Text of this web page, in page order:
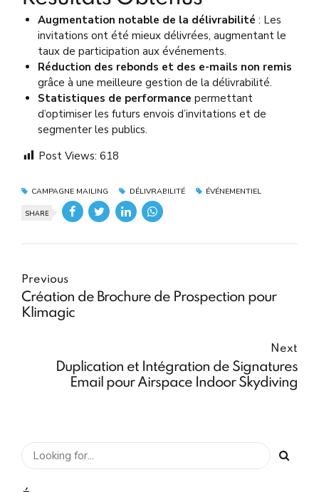
Augmentation notable de la délivrabilité : Les
invitations ont été mieux délivrées, augmentant le
taux de participation aux événements.
Réduction des rebonds et des e-mails non remis
grâce à une meilleure gestion de la délivrabilité.
Statistiques de performance permettant
d’optimiser les futurs envois d’invitations et de
segmenter les publics.
Post Views: 618
CAMPAGNE MAILING DÉLIVRABILITÉ ÉVÉNEMENTIEL
SHARE
Previous
Création de Brochure de Prospection pour
Klimagic
Next
Duplication et Intégration de Signatures
Email pour Airspace Indoor Skydiving